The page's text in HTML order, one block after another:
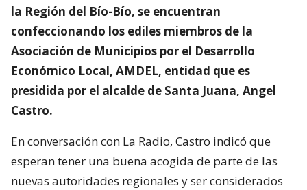
la Región del Bío-Bío, se encuentran
confeccionando los ediles miembros de la
Asociación de Municipios por el Desarrollo
Económico Local, AMDEL, entidad que es
presidida por el alcalde de Santa Juana, Angel
Castro.
En conversación con La Radio, Castro indicó que
esperan tener una buena acogida de parte de las
nuevas autoridades regionales y ser considerados